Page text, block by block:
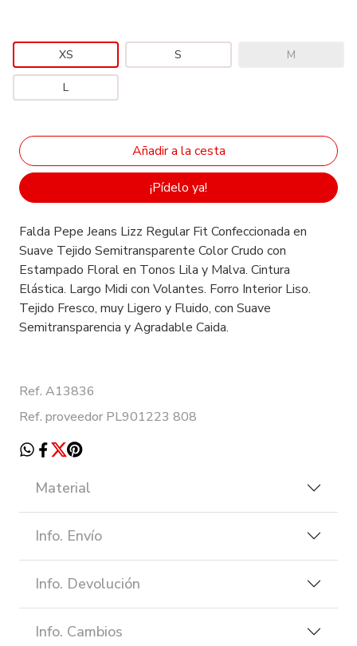
XS S M
L
¡Pídelo ya!
Falda Pepe Jeans Lizz Regular Fit Confeccionada en
Suave Tejido Semitransparente Color Crudo con
Estampado Floral en Tonos Lila y Malva. Cintura
Elástica. Largo Midi con Volantes. Forro Interior Liso.
Tejido Fresco, muy Ligero y Fluido, con Suave
Semitransparencia y Agradable Caida.
Ref. A13836
Ref. proveedor PL901223 808
Material
Info. Envío
Info. Devolución
Info. Cambios